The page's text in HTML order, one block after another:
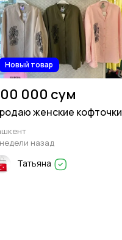
Новый товар
000 сум
женские кофточки
назад
Татьяна